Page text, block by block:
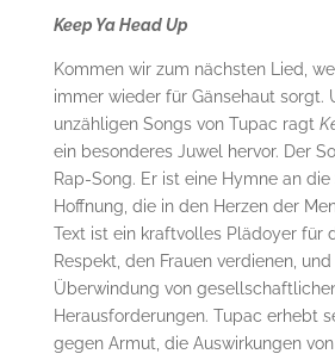
Keep Ya Head Up
Kommen wir zum nächsten Lied,
immer wieder für Gänsehaut sorgt.
unzähligen Songs von Tupac ragt
ein besonderes Juwel hervor. Der
Rap-Song. Er ist eine Hymne an die
Hoffnung, die in den Herzen der
Text ist ein kraftvolles Plädoyer für
Respekt, den Frauen verdienen,
Überwindung von
Herausforderungen. Tupac erhebt
gegen Armut, die Auswirkungen